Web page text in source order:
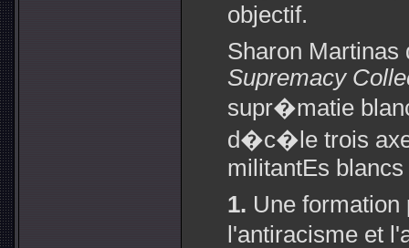
objectif.
Sharon
Supremacy
supr�matie
d�c�le trois
militantEs
1. Une formation
l'antiracisme et